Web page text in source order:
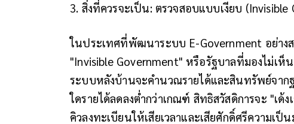
3. สิ่งที่ควรจะเป็น: ตรวจสอบแบบเงียบ (Invisible
ในประเทศที่พัฒนาระบบ E-Government อย่าง
"Invisible Government" หรือรัฐบาลที่มองไม่เห็
ระบบหลังบ้านจะคำนวณรายได้และสินทรัพย์จา
ใดรายได้ลดลงต่ำกว่าเกณฑ์ สิทธิสวัสดิการจะ "เ
คิวลงทะเบียนให้เสียเวลาและเสียศักดิ์ศรีความเป็